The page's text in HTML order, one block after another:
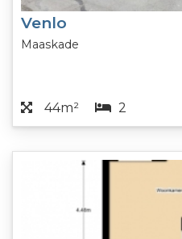
Venlo
Maaskade
44m² 2